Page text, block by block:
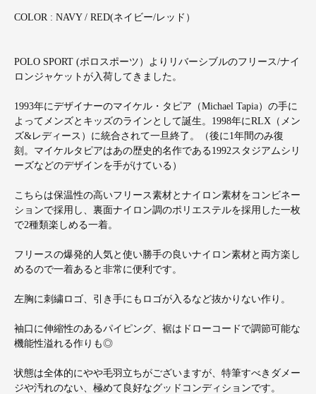
COLOR : NAVY / RED(ネイビー/レッド）
POLO SPORT (ポロスポーツ）よりリバーシブルのフリース/ナイ
ロンジャケットが入荷してきました。
1993年にデザイナーのマイケル・タピア（Michael Tapia）の手に
よってメンズとキッズのラインとして誕生。1998年にRLX（メン
ズ&レディース）に統合されて一旦終了。（後に1年間のみ復
刻。マイケルタピアはあの歴史的名作である1992スタジアムシリ
ーズなどのデザインを手がけている）
こちらは保温性の高いフリース素材とナイロン素材をコンビネー
ションで採用し、裏面ナイロン調のポリエステルを採用した一枚
で2種類楽しめる一着。
フリースの爆発的人気と使い勝手の良いナイロン素材と両方楽し
めるので一着あると非常に便利です。
左胸に刺繍ロゴ、引き手にもロゴが入るなど抜かりない作り。
袖口に伸縮性のあるパイピング、裾はドローコードで調節可能な
機能性溢れる作りも◎
状態は全体的にやや毛羽立ちがございますが、特筆すべきダメー
ジや汚れのない、極めて良好なグッドコンディションです。